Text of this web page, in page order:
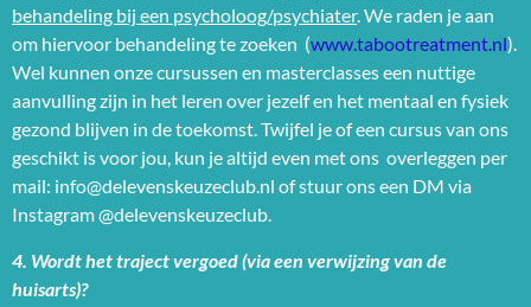
behandeling bij een psycholoog/psychiater. We raden je aan
om hiervoor behandeling te zoeken (www.tabootreatment.nl).
Wel kunnen onze cursussen en masterclasses een nuttige
aanvulling zijn in het leren over jezelf en het mentaal en fysiek
gezond blijven in de toekomst. Twijfel je of een cursus van ons
geschikt is voor jou, kun je altijd even met ons overleggen per
mail: info@delevenskeuzeclub.nl of stuur ons een DM via
Instagram @delevenskeuzeclub.
4. Wordt het traject vergoed (via een verwijzing van de
huisarts)?